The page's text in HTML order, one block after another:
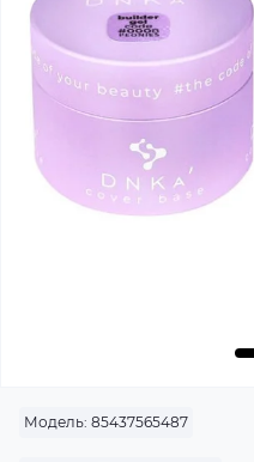
Модель: 85437565487